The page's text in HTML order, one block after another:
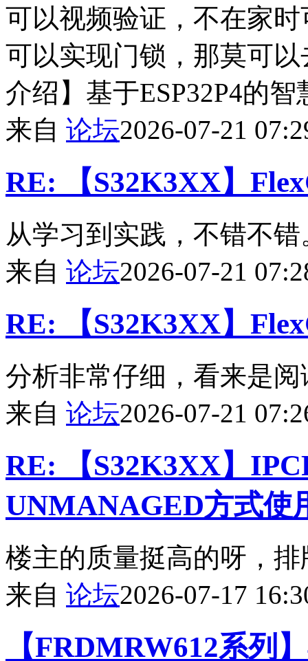
可以视频验证，不在家
可以实现门锁，那莫可
介绍】基于ESP32P4的
来自 论坛2026-07-21
RE: 【S32K3XX】
从学习到实践，不错不
来自 论坛2026-07-21
RE: 【S32K3XX】
分析非常仔细，看来是
来自 论坛2026-07-21
RE: 【S32K3XX】
UNMANAGED方式使
楼主的质量挺高的呀，
来自 论坛2026-07-17
【FRDMRW612系列